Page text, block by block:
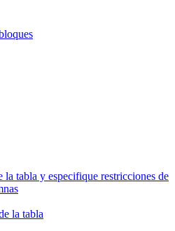
la tabla y especifique restricciones de
la tabla